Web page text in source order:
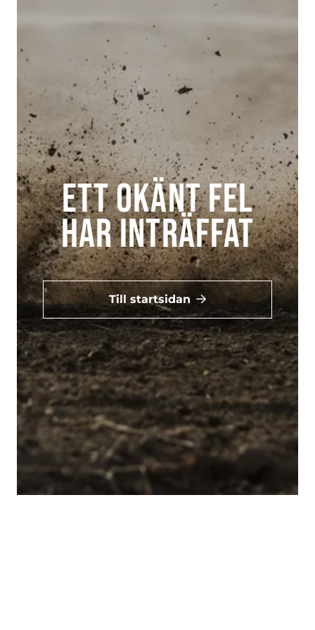
Ett okänt fel
har inträffat
Till startsidan